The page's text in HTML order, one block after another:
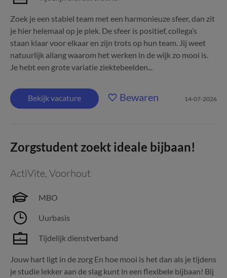
Zoek je een stabiel team met een harmonieuze sfeer, dan zit
je hier helemaal op je plek. De sfeer is positief, collega’s
staan klaar voor elkaar en zijn trots op hun team. Jij weet
natuurlijk allang waarom het werken in de wijk zo mooi is.
Je hebt een grote variatie ziektebeelden...
Bekijk vacature Bewaren 14-07-2026
Zorgstudent zoekt ideale bijbaan!
ActiVite, Voorhout
MBO
Uurbasis
Tijdelijk dienstverband
Jouw hart ligt in de zorg En hoe mooi is het dan als je tijdens
je studie lekker aan de slag kunt in een flexibele bijbaan! Bij